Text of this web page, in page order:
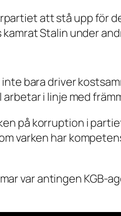
att stå upp för
Stalin under
bara driver
i linje med
på korruption i
varken har
var antingen KGB-